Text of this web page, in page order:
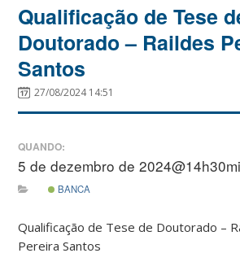
Qualificação de Tese
Doutorado – Raildes
Santos
27/08/2024 14:51
QUANDO:
5 de dezembro de
BANCA
Qualificação de Tese de Doutorado –
Pereira Santos